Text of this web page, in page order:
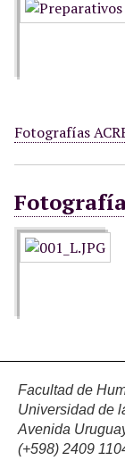
Fotografías
Facultad de
Universidad de
Avenida
(+598) 2409